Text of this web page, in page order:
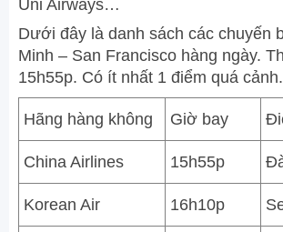
Uni Airways…
Dưới đây là danh sách các chuyến
Minh – San Francisco hàng ngày.
15h55p. Có ít nhất 1 điểm quá cảnh.
Hãng hàng không Giờ bay
China Airlines 15h55p
Korean Air 16h10p